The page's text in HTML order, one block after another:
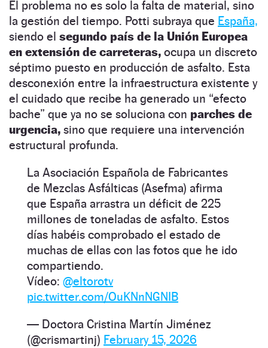
El problema no es solo la falta de material, sino
la gestión del tiempo. Potti subraya que España,
siendo el segundo país de la Unión Europea
en extensión de carreteras, ocupa un discreto
séptimo puesto en producción de asfalto. Esta
desconexión entre la infraestructura existente y
el cuidado que recibe ha generado un “efecto
bache” que ya no se soluciona con parches de
urgencia, sino que requiere una intervención
estructural profunda.
La Asociación Española de Fabricantes
de Mezclas Asfálticas (Asefma) afirma
que España arrastra un déficit de 225
millones de toneladas de asfalto. Estos
días habéis comprobado el estado de
muchas de ellas con las fotos que he ido
compartiendo.
Vídeo: @eltorotv
pic.twitter.com/OuKNnNGNIB
— Doctora Cristina Martín Jiménez
(@crismartinj) February 15, 2026